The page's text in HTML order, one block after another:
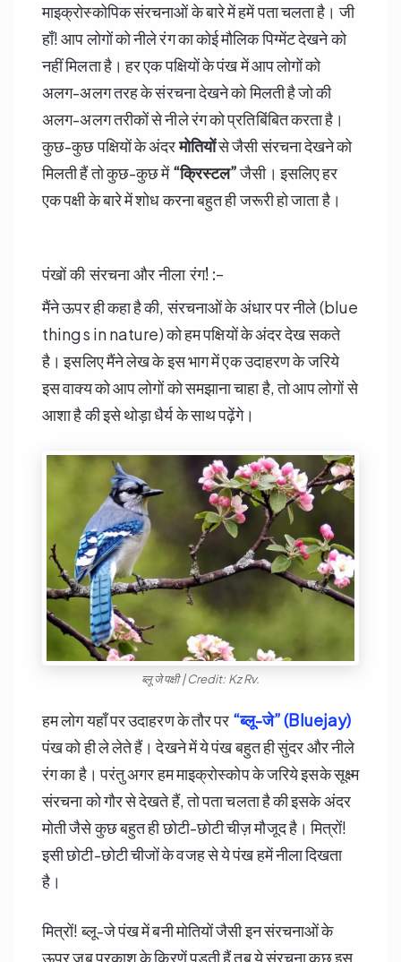
माइक्रोस्कोपिक संरचनाओं के बारे में हमें पता चलता है। जी
हाँ! आप लोगों को नीले रंग का कोई मौलिक पिग्मेंट देखने को
नहीं मिलता है। हर एक पक्षियों के पंख में आप लोगों को
अलग-अलग तरह के संरचना देखने को मिलती है जो की
अलग-अलग तरीकों से नीले रंग को प्रतिबिंबित करता है।
कुछ-कुछ पक्षियों के अंदरमोतियोंसे जैसी संरचना देखने को
मिलती हैं तो कुछ-कुछ में“क्रिस्टल”जैसी। इसलिए हर
एक पक्षी के बारे में शोध करना बहुत ही जरूरी हो जाता है।
पंखों की संरचना और नीला रंग! :-
मैंने ऊपर ही कहा है की, संरचनाओं के अंधार पर नीले (blue
things in nature) को हम पक्षियों के अंदर देख सकते
है। इसलिए मैंने लेख के इस भाग में एक उदाहरण के जरिये
इस वाक्य को आप लोगों को समझाना चाहा है, तो आप लोगों से
आशा है की इसे थोड़ा धैर्य के साथ पढ़ेंगे।
ब्लू जे पक्षी | Credit: Kz Rv.
हम लोग यहाँ पर उदाहरण के तौर पर “ब्लू-जे” (Bluejay)
पंख को ही ले लेते हैं। देखने में ये पंख बहुत ही सुंदर और नीले
रंग का है। परंतु अगर हम माइक्रोस्कोप के जरिये इसके सूक्ष्म
संरचना को गौर से देखते हैं, तो पता चलता है की इसके अंदर
मोती जैसे कुछ बहुत ही छोटी-छोटी चीज़ मौजूद है। मित्रों!
इसी छोटी-छोटी चीजों के वजह से ये पंख हमें नीला दिखता
है।
मित्रों! ब्लू-जे पंख में बनी मोतियों जैसी इन संरचनाओं के
ऊपर जब प्रकाश के किरणें पड़ती हैं तब ये संरचना कुछ इस